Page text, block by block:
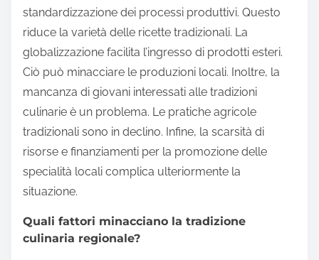
standardizzazione dei processi produttivi. Questo
riduce la varietà delle ricette tradizionali. La
globalizzazione facilita l’ingresso di prodotti esteri.
Ciò può minacciare le produzioni locali. Inoltre, la
mancanza di giovani interessati alle tradizioni
culinarie è un problema. Le pratiche agricole
tradizionali sono in declino. Infine, la scarsità di
risorse e finanziamenti per la promozione delle
specialità locali complica ulteriormente la
situazione.
Quali fattori minacciano la tradizione
culinaria regionale?